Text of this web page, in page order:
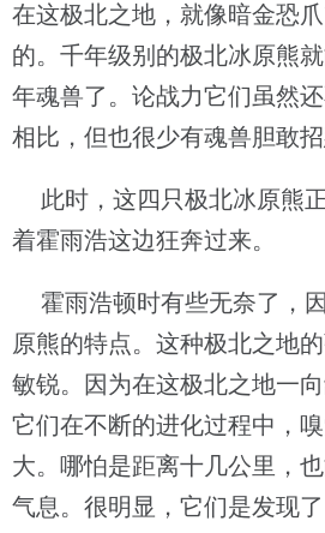
在这极北之地，就像暗金恐
的。千年级别的极北冰原熊
年魂兽了。论战力它们虽然
相比，但也很少有魂兽胆敢招
此时，这四只极北冰原熊
着霍雨浩这边狂奔过来。
霍雨浩顿时有些无奈了，
原熊的特点。这种极北之地
敏锐。因为在这极北之地一
它们在不断的进化过程中，
大。哪怕是距离十几公里，
气息。很明显，它们是发现